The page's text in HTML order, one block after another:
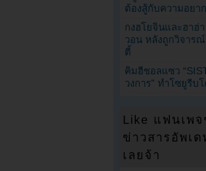
ต้องสู้กับความอยา
กงฮโยจินและฮาฮ่
วอน หลังถูกวิจารณ์
ตี้
คิมฮีชอลแซว
วงการ” ทำโซยูรีบ
Like แฟนเพจ
ข่าวสารอัพเ
เลยจ้า